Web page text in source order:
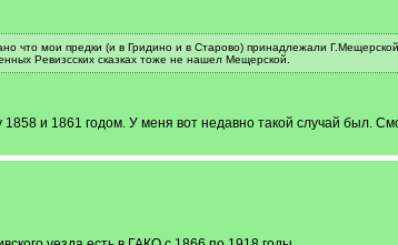
что мои предки (и в Гридино и в Старово) принадлежали
Ревизсских сказках тоже не нашел Мещерской.
и 1861 годом. У меня вот недавно такой случай был.